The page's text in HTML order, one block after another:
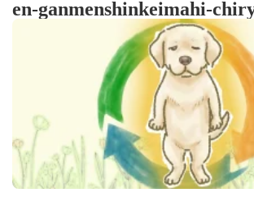
en-ganmenshinkeimahi-